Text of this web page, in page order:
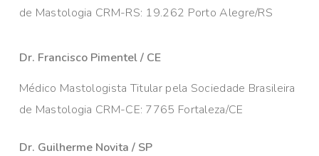
de Mastologia CRM-RS: 19.262 Porto Alegre/RS
Dr. Francisco Pimentel / CE
Médico Mastologista Titular pela Sociedade Brasileira
de Mastologia CRM-CE: 7765 Fortaleza/CE
Dr. Guilherme Novita / SP